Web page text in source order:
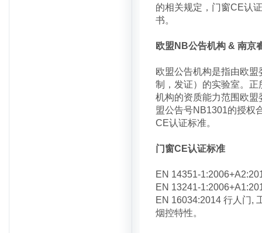
的相关规定，门窗CE认
书。
欧盟NB公告机构 & 南京
欧盟公告机构是指由欧
制，发证）的实验室。正
机构的资质能力范围欧
盟公告号NB1301的授权
CE认证标准。
门窗CE认证标准
EN 14351-
EN 13241-
EN 16034:2014 行人门,
烟控特性。